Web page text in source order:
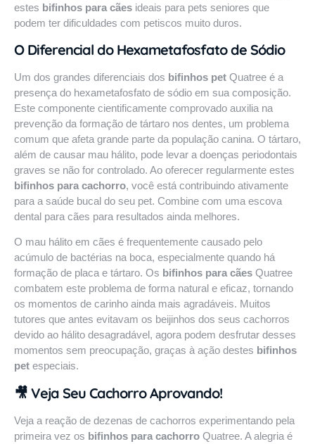
estes bifinhos para cães ideais para pets seniores que
podem ter dificuldades com petiscos muito duros.
O Diferencial do Hexametafosfato de Sódio
Um dos grandes diferenciais dos bifinhos pet Quatree é a
presença do hexametafosfato de sódio em sua composição.
Este componente cientificamente comprovado auxilia na
prevenção da formação de tártaro nos dentes, um problema
comum que afeta grande parte da população canina. O tártaro,
além de causar mau hálito, pode levar a doenças periodontais
graves se não for controlado. Ao oferecer regularmente estes
bifinhos para cachorro, você está contribuindo ativamente
para a saúde bucal do seu pet. Combine com uma escova
dental para cães para resultados ainda melhores.
O mau hálito em cães é frequentemente causado pelo
acúmulo de bactérias na boca, especialmente quando há
formação de placa e tártaro. Os bifinhos para cães Quatree
combatem este problema de forma natural e eficaz, tornando
os momentos de carinho ainda mais agradáveis. Muitos
tutores que antes evitavam os beijinhos dos seus cachorros
devido ao hálito desagradável, agora podem desfrutar desses
momentos sem preocupação, graças à ação destes bifinhos
pet especiais.
🎥 Veja Seu Cachorro Aprovando!
Veja a reação de dezenas de cachorros experimentando pela
primeira vez os bifinhos para cachorro Quatree. A alegria é